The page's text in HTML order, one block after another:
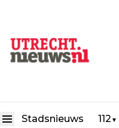
Stadsnieuws 112 ▼